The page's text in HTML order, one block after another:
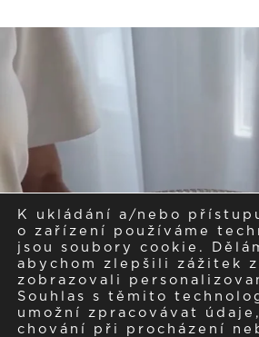
K ukládání a/nebo
o zařízení používáme
jsou soubory cookie.
abychom zlepšili zážitek
zobrazovali
Souhlas s těmito
umožní zpracovávat
chování při procházení